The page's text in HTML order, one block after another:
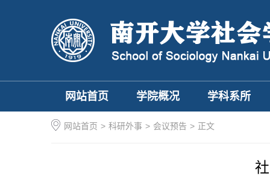
网站首页 学院概况 学科系所
网站首页 > 科研外事 > 会议预告 > 正文